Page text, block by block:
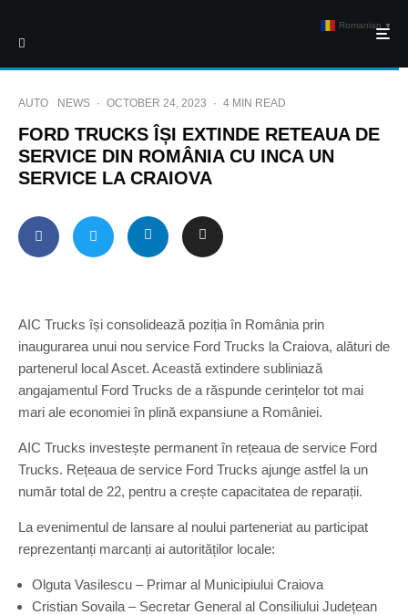
AUTO NEWS · OCTOBER 24, 2023 · 4 MIN READ
FORD TRUCKS ÎȘI EXTINDE RETEAUA DE
SERVICE DIN ROMÂNIA CU INCA UN
SERVICE LA CRAIOVA
AIC Trucks își consolidează poziția în România prin
inaugurarea unui nou service Ford Trucks la Craiova, alături de
partenerul local Ascet. Această extindere subliniază
angajamentul Ford Trucks de a răspunde cerințelor tot mai
mari ale economiei în plină expansiune a României.
AIC Trucks investește permanent în rețeaua de service Ford
Trucks. Rețeaua de service Ford Trucks ajunge astfel la un
număr total de 22, pentru a crește capacitatea de reparații.
La evenimentul de lansare al noului parteneriat au participat
reprezentanți marcanți ai autorităților locale:
Olguta Vasilescu – Primar al Municipiului Craiova
Cristian Sovaila – Secretar General al Consiliului Județean
Romanian ▼